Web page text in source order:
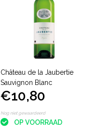
Château de la Jaubertie
Sauvignon Blanc
€10,80
Nog niet gewaardeerd
OP VOORRAAD